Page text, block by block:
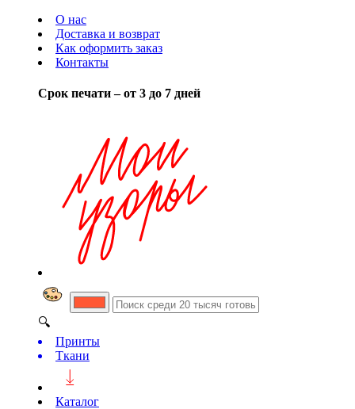
О нас
Доставка и возврат
Как оформить заказ
Контакты
Срок печати – от 3 до 7 дней
🔍
Принты
Ткани
Каталог